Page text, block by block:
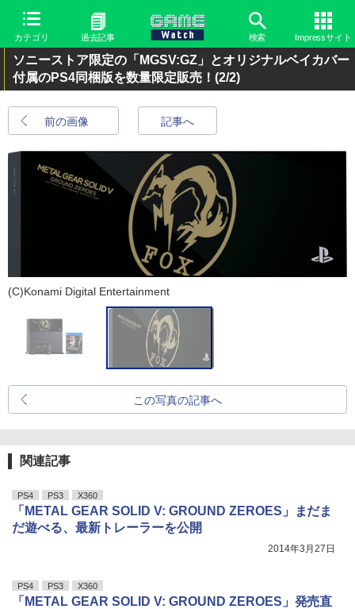
カテゴリ 過去記事 検索 Impressサイト
ソニーストア限定の「MGSV:GZ」とオリジナルベイカバー
付属のPS4同梱版を数量限定販売！ (2/2)
前の画像 記事へ
(C)Konami Digital Entertainment
この写真の記事へ
関連記事
PS4 PS3 X360
「METAL GEAR SOLID V: GROUND ZEROES」まだま
だ遊べる、最新トレーラーを公開
2014年3月27日
PS4 PS3 X360
「METAL GEAR SOLID V: GROUND ZEROES」発売直